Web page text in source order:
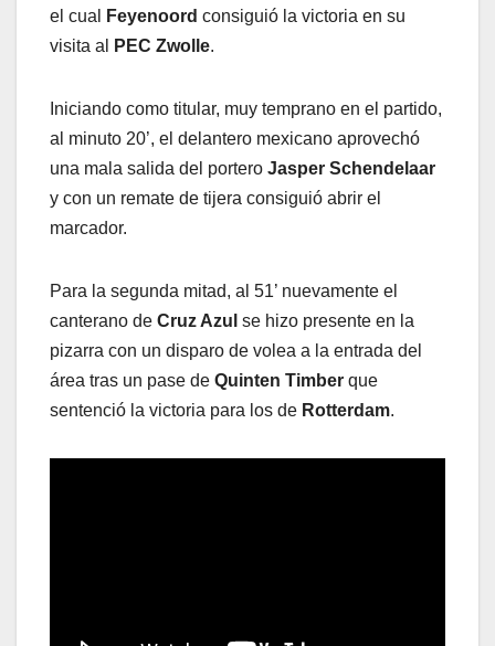
el cual
Feyenoord consiguió la victoria en su
visita al
PEC Zwolle.
Iniciando como titular, muy temprano en el partido,
al minuto 20’, el delantero mexicano aprovechó
una mala salida del portero Jasper Schendelaar
y con un remate de tijera consiguió abrir el
marcador.
Para la segunda mitad, al 51’ nuevamente el
canterano de Cruz Azul se hizo presente en la
pizarra con un disparo de volea a la entrada del
área tras un pase de Quinten Timber que
sentenció la victoria para los de Rotterdam.